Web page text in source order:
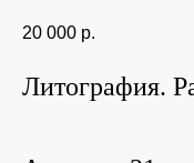
20 000 р.
Литография.